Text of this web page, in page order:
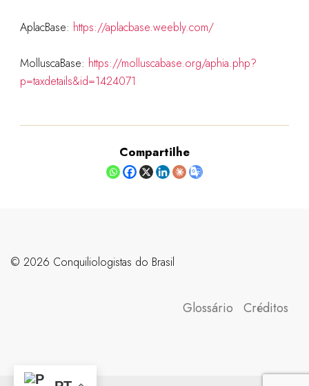
AplacBase: https://aplacbase.weebly.com/
MolluscaBase: https://molluscabase.org/aphia.php?
p=taxdetails&id=1424071
Compartilhe
©️ 2026 Conquiliologistas do Brasil
Glossário Créditos